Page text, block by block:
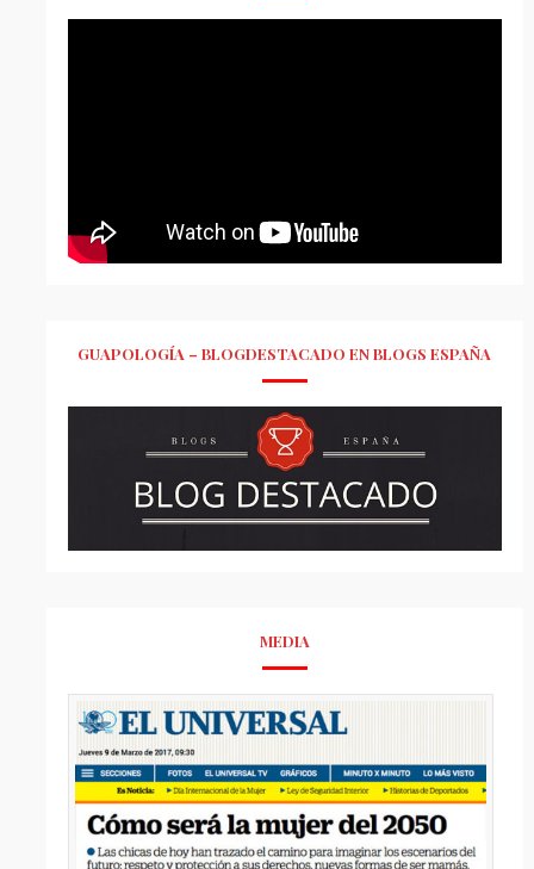
GUAPOLOGÍA – BLOGDESTACADO EN BLOGS ESPAÑA
MEDIA